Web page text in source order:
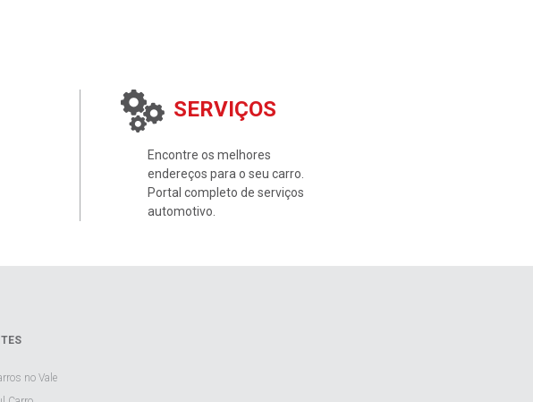
SERVIÇOS
Encontre os melhores
endereços para o seu carro.
Portal completo de serviços
automotivo.
no Vale